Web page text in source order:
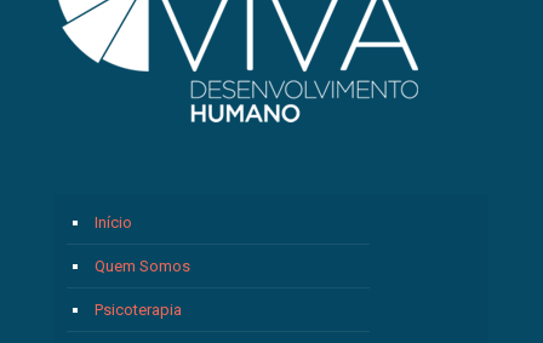
Início
Quem Somos
Psicoterapia